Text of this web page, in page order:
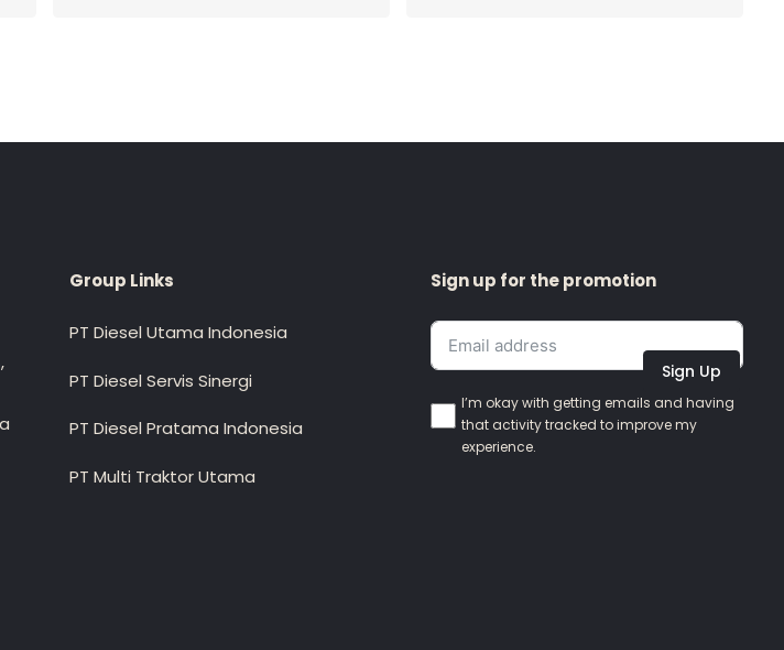
Group Links
PT Diesel Utama Indonesia
PT Diesel Servis Sinergi
PT Diesel Pratama Indonesia
PT Multi Traktor Utama
Sign up for the promotion
Sign Up
I’m okay with getting emails and having
that activity tracked to improve my
experience.